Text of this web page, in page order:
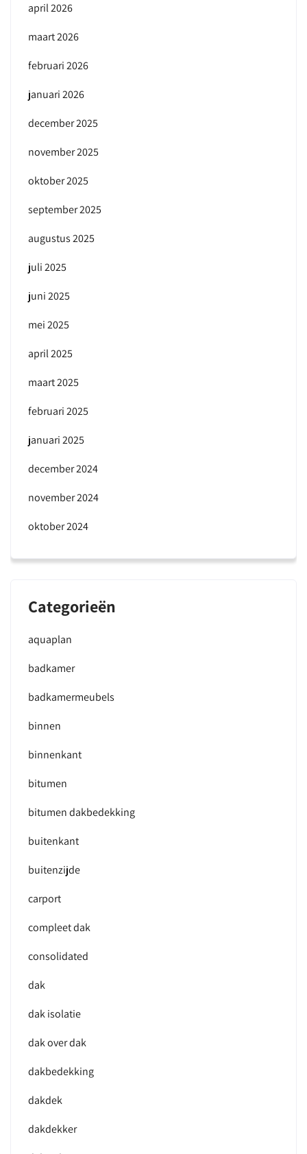
april 2026
maart 2026
februari 2026
januari 2026
december 2025
november 2025
oktober 2025
september 2025
augustus 2025
juli 2025
juni 2025
mei 2025
april 2025
maart 2025
februari 2025
januari 2025
december 2024
november 2024
oktober 2024
Categorieën
aquaplan
badkamer
badkamermeubels
binnen
binnenkant
bitumen
bitumen dakbedekking
buitenkant
buitenzijde
carport
compleet dak
consolidated
dak
dak isolatie
dak over dak
dakbedekking
dakdek
dakdekker